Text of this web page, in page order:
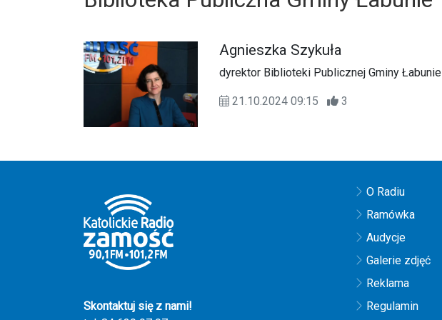
Agnieszka Szykuła
dyrektor Biblioteki Publicznej Gminy Łabunie
21.10.2024 09:15 3
Skontaktuj się z nami!
O Radiu
Ramówka
Audycje
Galerie zdjęć
Reklama
Regulamin